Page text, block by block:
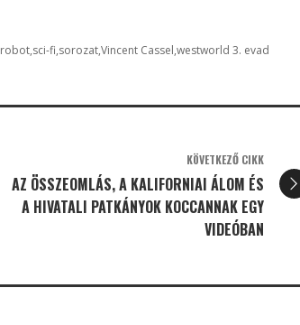
robot sci-fi sorozatVincent Cassel westworld 3. evad
KÖVETKEZŐ CIKK
AZ ÖSSZEOMLÁS, A KALIFORNIAI ÁLOM ÉS
A HIVATALI PATKÁNYOK KOCCANNAK EGY
VIDEÓBAN